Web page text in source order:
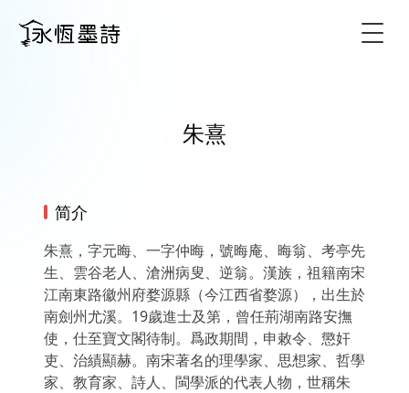
朱熹
简介
朱熹，字元晦、一字仲晦，號晦庵、晦翁、考亭先
生、雲谷老人、滄洲病叟、逆翁。漢族，祖籍南宋
江南東路徽州府婺源縣（今江西省婺源），出生於
南劍州尤溪。19歲進士及第，曾任荊湖南路安撫
使，仕至寶文閣待制。爲政期間，申敕令、懲奸
吏、治績顯赫。南宋著名的理學家、思想家、哲學
家、教育家、詩人、閩學派的代表人物，世稱朱